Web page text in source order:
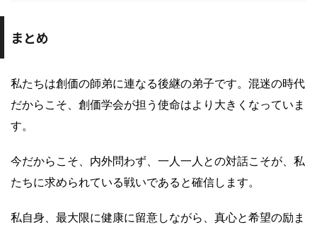
まとめ
私たちは創価の師弟に連なる後継の弟子です。混迷の時代
だからこそ、創価学会が担う使命はより大きくなっていま
す。
今だからこそ、内外問わず、一人一人との対話こそが、私
たちに求められている戦いであると確信します。
私自身、最大限に健康に留意しながら、真心と希望の励ま